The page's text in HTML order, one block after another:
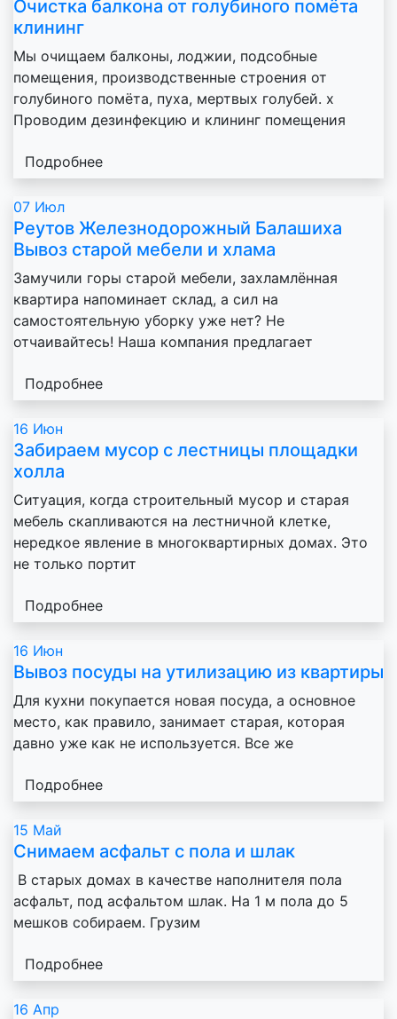
при наличии лифта
Подготовка к ремонту
Снятие обоев
1 комната
3 комнаты 16 000 р.
Снять паркет
1 комната 3 600 р.
2 комнаты
1 комната 800 р.
2 комнаты
3 комнаты
Очистка балкона от голубиного помёта
клининг
Мы очищаем балконы, лоджии, подсобные
помещения, производственные строения от
голубиного помёта, пуха, мертвых голубей. х
Проводим дезинфекцию и клининг помещения
Подробнее
07 Июл
Реутов Железнодорожный Балашиха
Вывоз старой мебели и хлама
Замучили горы старой мебели, захламлённая
квартира напоминает склад, а сил на
самостоятельную уборку уже нет? Не
отчаивайтесь! Наша компания предлагает
Подробнее
16 Июн
Забираем мусор с лестницы площадки
холла
Ситуация, когда строительный мусор и старая
мебель скапливаются на лестничной клетке,
нередкое явление в многоквартирных домах. Это
не только портит
Подробнее
16 Июн
Вывоз посуды на утилизацию из квартиры
Для кухни покупается новая посуда, а основное
место, как правило, занимает старая, которая
давно уже как не используется. Все же
Подробнее
15 Май
Снимаем асфальт с пола и шлак
В старых домах в качестве наполнителя пола
асфальт, под асфальтом шлак. На 1 м пола до 5
мешков собираем. Грузим
Подробнее
16 Апр